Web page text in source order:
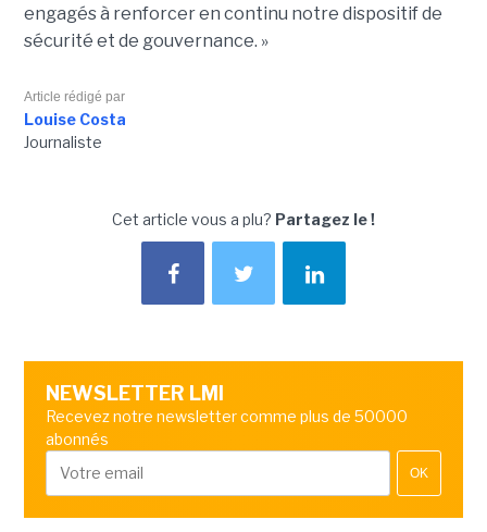
engagés à renforcer en continu notre dispositif de
sécurité et de gouvernance. »
Article rédigé par
Louise Costa
Journaliste
Cet article vous a plu? Partagez le !
NEWSLETTER LMI
Recevez notre newsletter comme plus de 50000
abonnés
OK